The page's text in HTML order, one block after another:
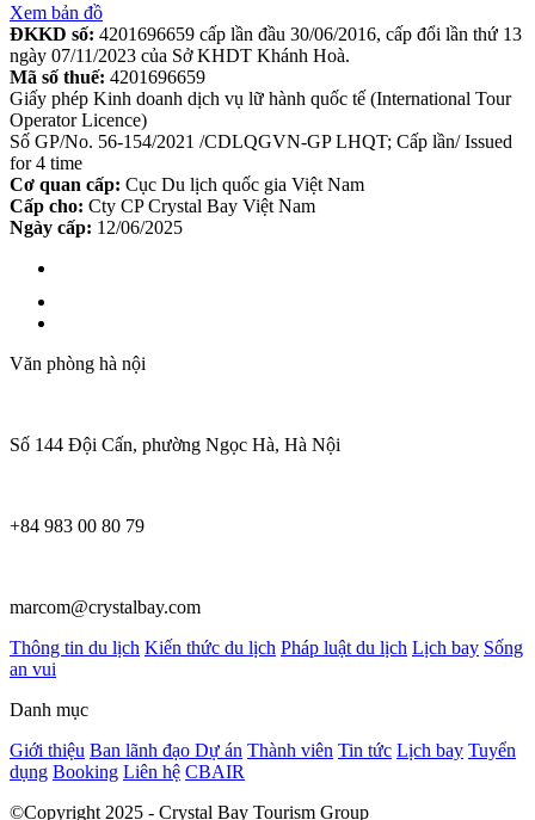
Xem bản đồ
ĐKKD số: 4201696659 cấp lần đầu 30/06/2016, cấp đổi lần thứ 13
ngày 07/11/2023 của Sở KHDT Khánh Hoà.
Mã số thuế: 4201696659
Giấy phép Kinh doanh dịch vụ lữ hành quốc tế (International Tour
Operator Licence)
Số GP/No. 56-154/2021 /CDLQGVN-GP LHQT; Cấp lần/ Issued
for 4 time
Cơ quan cấp: Cục Du lịch quốc gia Việt Nam
Cấp cho: Cty CP Crystal Bay Việt Nam
Ngày cấp: 12/06/2025
Văn phòng hà nội
Số 144 Đội Cấn, phường Ngọc Hà, Hà Nội
+84 983 00 80 79
marcom@crystalbay.com
Thông tin du lịch Kiến thức du lịch Pháp luật du lịch Lịch bay Sống
an vui
Danh mục
Giới thiệu Ban lãnh đạo Dự án Thành viên Tin tức Lịch bay Tuyển
dụng Booking Liên hệ CBAIR
©Copyright 2025 - Crystal Bay Tourism Group